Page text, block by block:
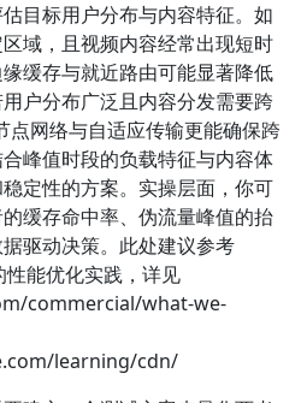
目标用户分布与内容特征。如
域，且视频内容经常出现短时
缓存与就近路由可能显著降低
户分布广泛且内容分发需要跨
点网络与自适应传输更能确保跨
峰值时段的负载特征与内容体
定性的方案。实操层面，你可
缓存命中率、伪流量峰值的抬
驱动决策。此处建议参考
能优化实践，详见
commercial/what-we-
learning/cdn/